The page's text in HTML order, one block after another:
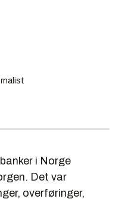
i Norge
Det var
overføringer,